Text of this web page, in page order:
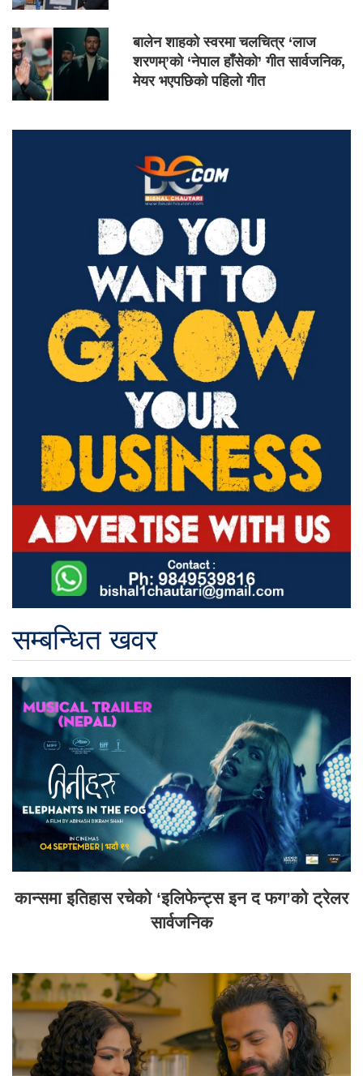
बालेन शाहको स्वरमा चलचित्र ‘लाज
शरणम्’को ‘नेपाल हाँसेको’ गीत सार्वजनिक,
मेयर भएपछिको पहिलो गीत
सम्बन्धित खवर
कान्समा इतिहास रचेको ‘इलिफेन्ट्स इन द फग’को ट्रेलर
सार्वजनिक